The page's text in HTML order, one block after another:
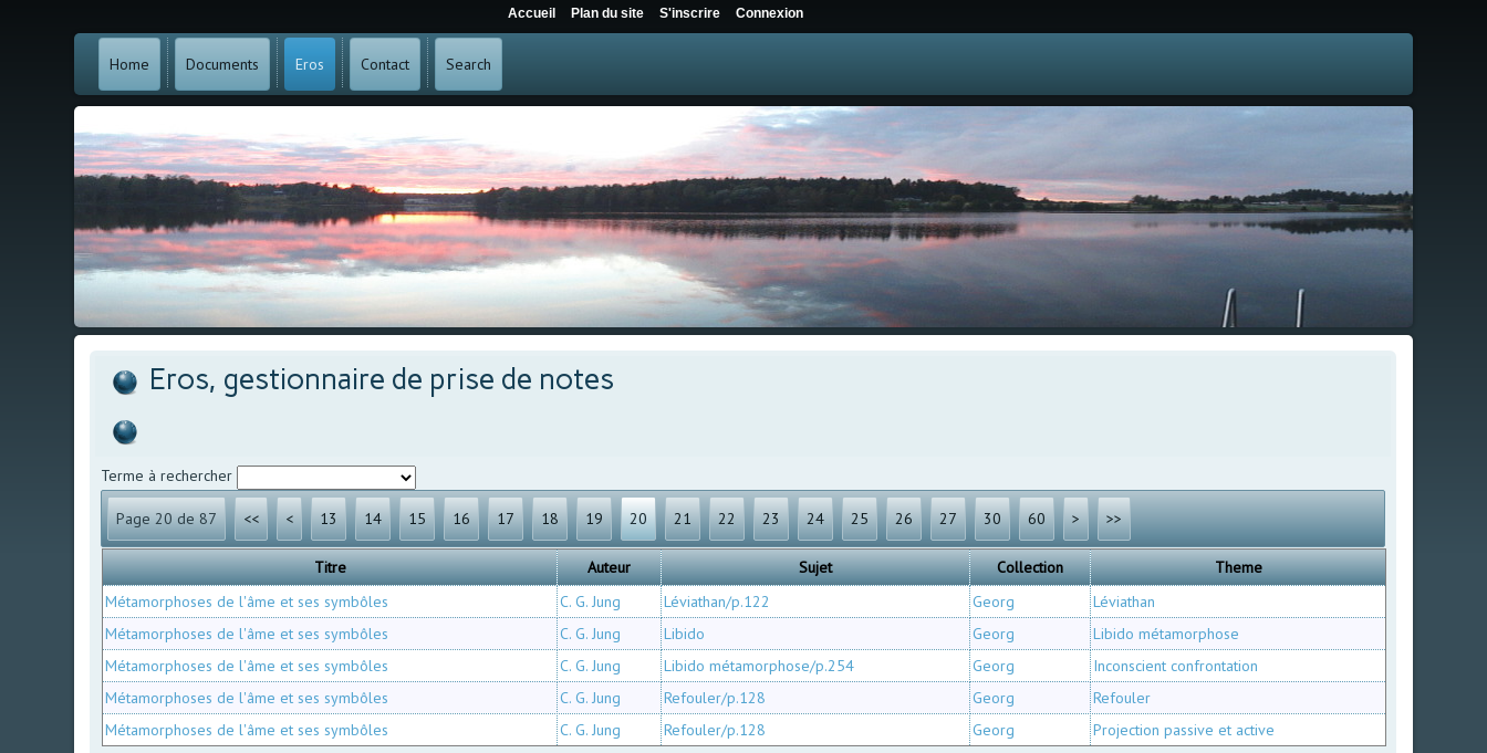
Home Documents Eros Contact Search
Eros, gestionnaire de prise de notes
Terme à rechercher
Page 20 de 87 << < 13 14 15 16 17 18 19 20 21 22 23 24 25 26 27 30 60 > >>
Titre Auteur Sujet Collection
Theme
Métamorphoses de l'âme et ses symbôles
C. G. Jung Léviathan/p.122 Georg
Léviathan
Métamorphoses de l'âme et ses symbôles
C. G. Jung Libido Georg
Libido métamorphose
Métamorphoses de l'âme et ses symbôles
C. G. Jung Libido métamorphose/p.254 Georg
Inconscient confrontation
Métamorphoses de l'âme et ses symbôles
C. G. Jung Refouler/p.128 Georg
Refouler
Métamorphoses de l'âme et ses symbôles
C. G. Jung Refouler/p.128 Georg Projection passive et active
Accueil Plan du site S'inscrire Connexion